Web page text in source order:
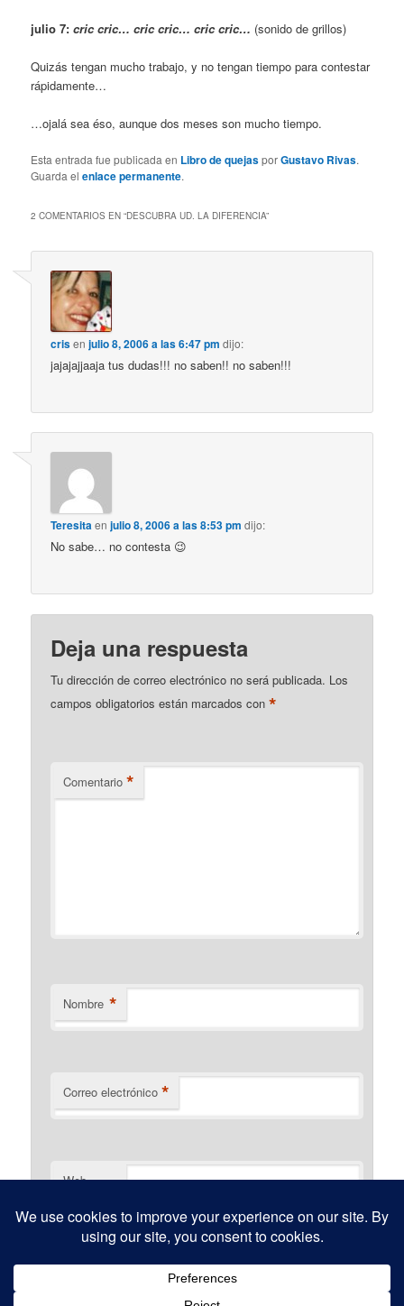
julio 7: cric cric… cric cric… cric cric… (sonido de grillos)
Quizás tengan mucho trabajo, y no tengan tiempo para contestar
rápidamente…
…ojalá sea éso, aunque dos meses son mucho tiempo.
Esta entrada fue publicada en Libro de quejasporGustavo Rivas.
Guarda elenlace permanente.
2 COMENTARIOS EN “DESCUBRA UD. LA DIFERENCIA”
crisenjulio 8, 2006 a las 6:47 pm dijo:
jajajajjaaja tus dudas!!! no saben!! no saben!!!
Teresitaenjulio 8, 2006 a las 8:53 pm dijo:
No sabe… no contesta 😉
Deja una respuesta
Tu dirección de correo electrónico no será publicada. Los
campos obligatorios están marcados con*
Comentario *
Nombre *
Correo electrónico *
Web